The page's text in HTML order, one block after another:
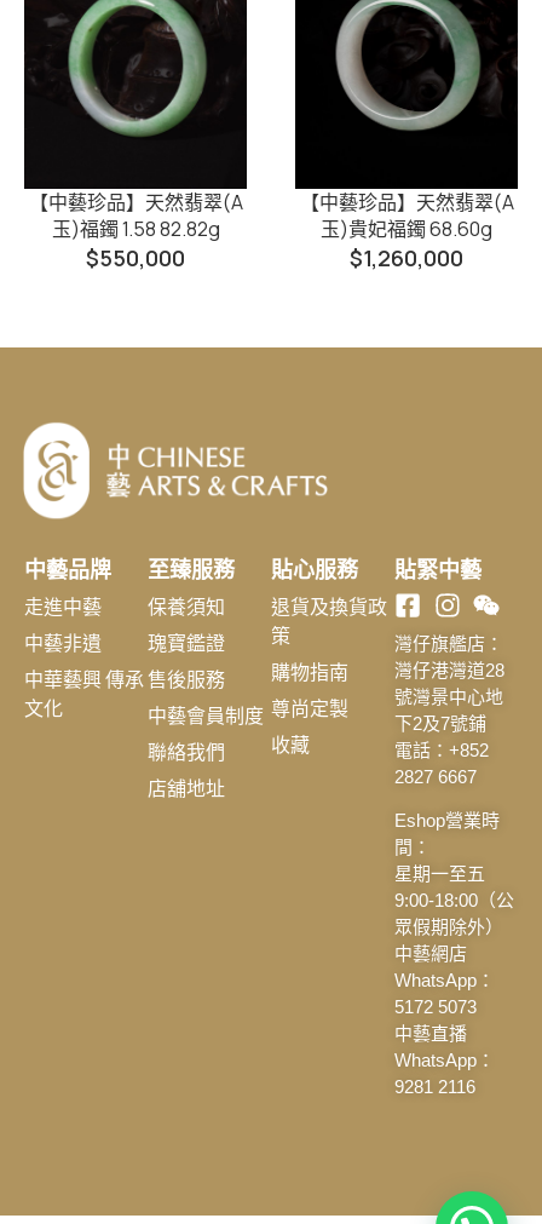
【中藝珍品】天然翡翠(A
玉)福鐲 1.58 82.82g
$550,000
【中藝珍品】天然翡翠(A
玉)貴妃福鐲 68.60g
$1,260,000
中藝品牌
走進中藝
中藝非遺
中華藝興 傳承
文化
至臻服務
保養須知
瑰寶鑑證
售後服務
中藝會員制度
聯絡我們
店舖地址
貼心服務
退貨及換貨政
策
購物指南
尊尚定製
收藏
貼緊中藝
灣仔旗艦店：
灣仔港灣道28
號灣景中心地
下2及7號鋪
電話：+852
2827 6667
Eshop營業時
間：
星期一至五
9:00-18:00（公
眾假期除外）
中藝網店
WhatsApp：
5172 5073
中藝直播
WhatsApp：
9281 2116